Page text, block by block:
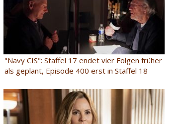
"Navy CIS": Staffel 17 endet vier Folgen früher
als geplant, Episode 400 erst in Staffel 18